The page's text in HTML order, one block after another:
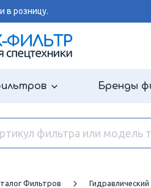
в розницу.
Бренды
Фильтров